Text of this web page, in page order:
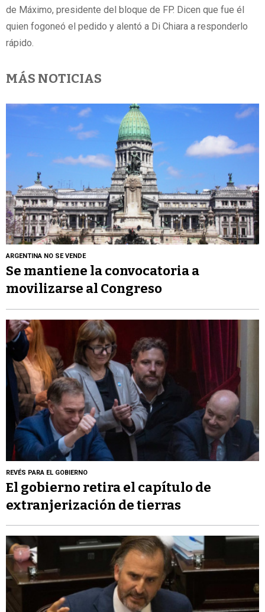
de Máximo, presidente del bloque de FP. Dicen que fue él
quien fogoneó el pedido y alentó a Di Chiara a responderlo
rápido.
MÁS NOTICIAS
ARGENTINA NO SE VENDE
Se mantiene la convocatoria a
movilizarse al Congreso
REVÉS PARA EL GOBIERNO
El gobierno retira el capítulo de
extranjerización de tierras